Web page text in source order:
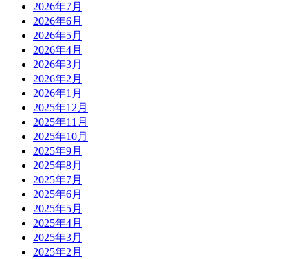
2026年7月
2026年6月
2026年5月
2026年4月
2026年3月
2026年2月
2026年1月
2025年12月
2025年11月
2025年10月
2025年9月
2025年8月
2025年7月
2025年6月
2025年5月
2025年4月
2025年3月
2025年2月